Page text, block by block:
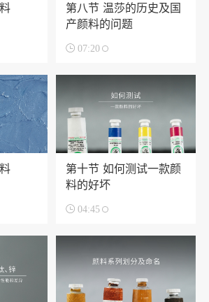
第八节 温莎的历史及国
产颜料的问题
 07:20
第十节 如何测试一款颜
料的好坏
 04:45